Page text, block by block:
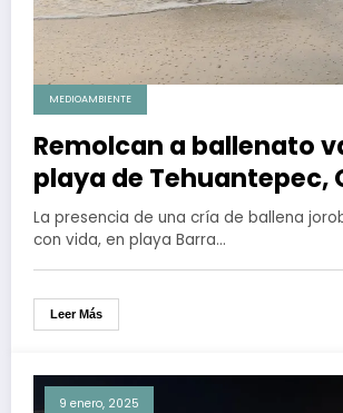
MEDIOAMBIENTE
Remolcan a ballenato
playa de Tehuantepec,
La presencia de una cría de ballena
con vida, en playa Barra…
Leer Más
9 enero, 2025